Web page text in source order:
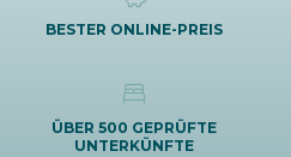
BESTER ONLINE-PREIS
ÜBER 500 GEPRÜFTE
UNTERKÜNFTE